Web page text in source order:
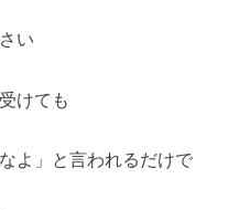
い
けても
よ」と言われるだけで